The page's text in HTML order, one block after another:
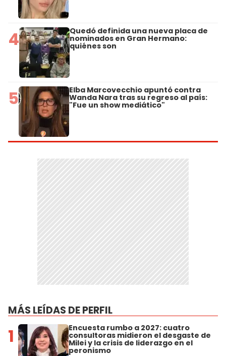
4 Quedó definida una nueva placa de
nominados en Gran Hermano:
quiénes son
5 Elba Marcovecchio apuntó contra
Wanda Nara tras su regreso al país:
"Fue un show mediático"
MÁS LEÍDAS DE PERFIL
1 Encuesta rumbo a 2027: cuatro
consultoras midieron el desgaste de
Milei y la crisis de liderazgo en el
peronismo